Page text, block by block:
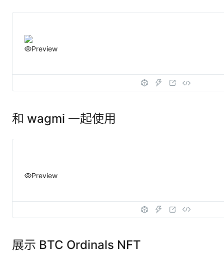
Preview
和 wagmi 一起使用
Preview
展示 BTC Ordinals NFT